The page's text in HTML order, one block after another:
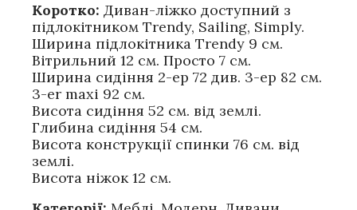
Коротко: Диван-ліжко доступний з
підлокітником Trendy, Sailing, Simply.
Ширина підлокітника Trendy 9 см.
Вітрильний 12 см. Просто 7 см.
Ширина сидіння 2-ер 72 див. 3-ер 82 см.
3-er maxi 92 см.
Висота сидіння 52 см. від землі.
Глибина сидіння 54 см.
Висота конструкції спинки 76 см. від
землі.
Висота ніжок 12 см.